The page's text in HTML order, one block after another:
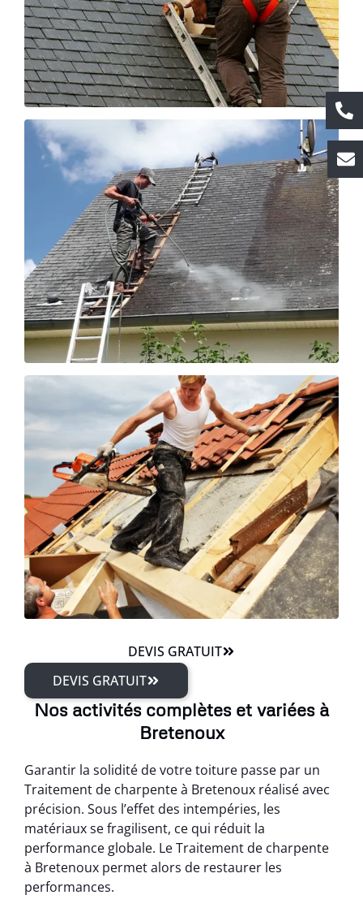
DEVIS GRATUIT
DEVIS GRATUIT
Nos activités complètes et variées à
Bretenoux
Garantir la solidité de votre toiture passe par un
Traitement de charpente à Bretenoux réalisé avec
précision. Sous l’effet des intempéries, les
matériaux se fragilisent, ce qui réduit la
performance globale. Le Traitement de charpente
à Bretenoux permet alors de restaurer les
performances.